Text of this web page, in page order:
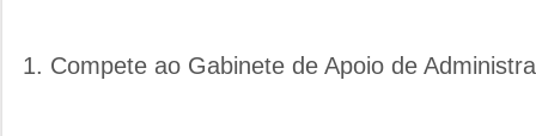
1. Compete ao Gabinete de Apoio de